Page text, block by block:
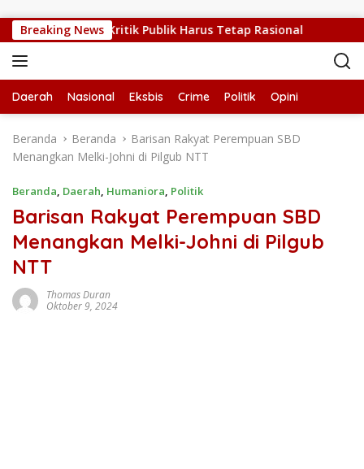
Breaking News
Sedang Sulit, Kritik Publik Harus Tetap Rasional
Daerah Nasional Eksbis Crime Politik Opini
Beranda Beranda
Barisan Rakyat Perempuan SBD
Menangkan Melki-Johni di Pilgub NTT
Beranda, Daerah, Humaniora, Politik
Barisan Rakyat Perempuan SBD
Menangkan Melki-Johni di Pilgub
NTT
Thomas Duran
Oktober 9, 2024